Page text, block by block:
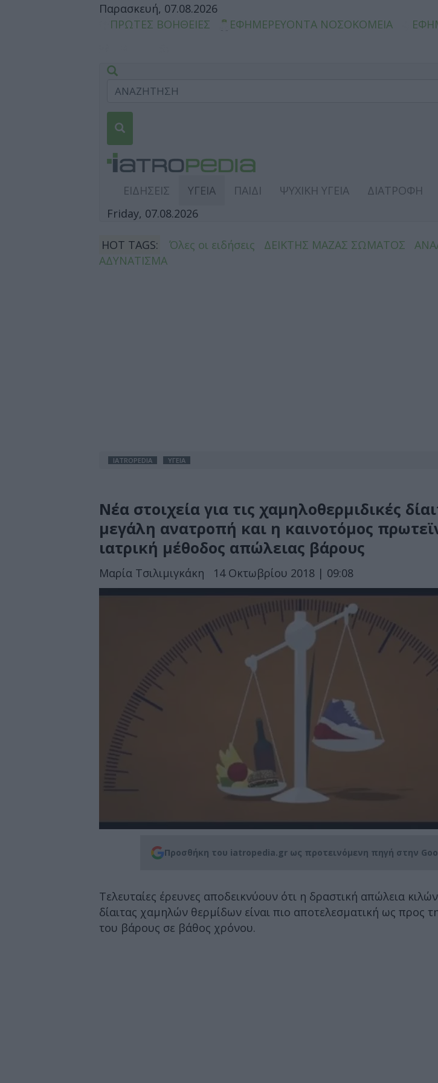
Παρασκευή, 07.08.2026
ΠΡΩΤΕΣ ΒΟΗΘΕΙΕΣ
ΕΦΗΜΕΡΕΥΟΝΤΑ ΝΟΣΟΚΟΜΕΙΑ
ΕΙΔΗΣΕΙΣ ΥΓΕΙΑ ΠΑΙΔΙ ΨΥΧΙΚΗ ΥΓΕΙΑ ΔΙΑΤΡΟΦΗ
Friday, 07.08.2026
HOT TAGS: Όλες οι ειδήσεις ΔΕΙΚΤΗΣ ΜΑΖΑΣ ΣΩΜΑΤΟΣ
ΑΔΥΝΑΤΙΣΜΑ
IATROPEDIA ΥΓΕΙΑ
Νέα στοιχεία για τις χαμηλοθερμιδικές
μεγάλη ανατροπή και η καινοτόμος
ιατρική μέθοδος απώλειας βάρους
Μαρία Τσιλιμιγκάκη 14 Οκτωβρίου 2018 | 09:08
Προσθήκη του iatropedia.gr ως προτεινόμενη πηγή στην
Τελευταίες έρευνες αποδεικνύουν ότι η δραστική απώλεια
δίαιτας χαμηλών θερμίδων είναι πιο αποτελεσματική ως προς
του βάρους σε βάθος χρόνου.